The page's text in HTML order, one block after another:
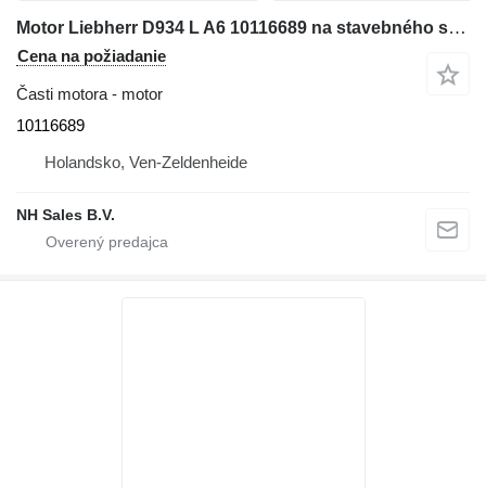
Motor Liebherr D934 L A6 10116689 na stavebného stroja Liebherr
Cena na požiadanie
Časti motora - motor
10116689
Holandsko, Ven-Zeldenheide
NH Sales B.V.